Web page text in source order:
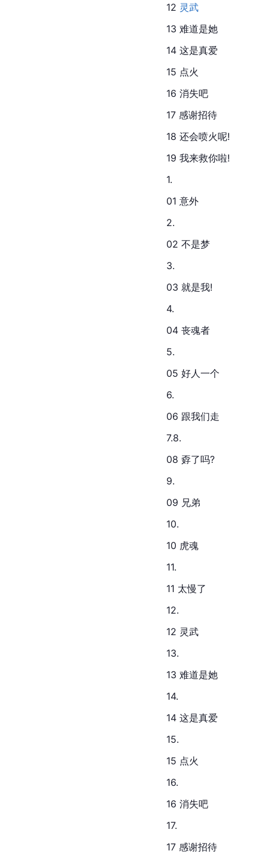
12 灵武
13 难道是她
14 这是真爱
15 点火
16 消失吧
17 感谢招待
18 还会喷火呢!
19 我来救你啦!
1.
01 意外
2.
02 不是梦
3.
03 就是我!
4.
04 丧魂者
5.
05 好人一个
6.
06 跟我们走
7.8.
08 孬了吗?
9.
09 兄弟
10.
10 虎魂
11.
11 太慢了
12.
12 灵武
13.
13 难道是她
14.
14 这是真爱
15.
15 点火
16.
16 消失吧
17.
17 感谢招待